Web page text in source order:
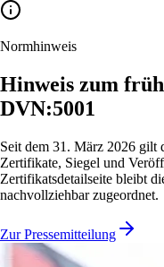
Normhinweis
Hinweis zum
DVN:5001
Seit dem 31. März 2026 gilt
Zertifikate, Siegel und
Zertifikatsdetailseite bleibt
nachvollziehbar zugeordnet.
Zur Pressemitteilung